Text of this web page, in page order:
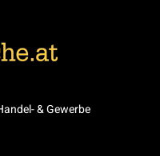
& Gewerbe